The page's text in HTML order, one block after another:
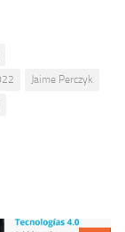
Jaime Perczyk